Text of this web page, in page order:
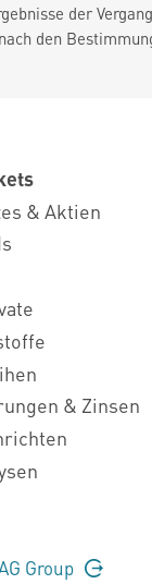
der
den
& Aktien
& Zinsen
Group